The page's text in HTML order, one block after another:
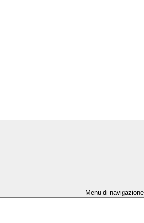
Menu di navigazione